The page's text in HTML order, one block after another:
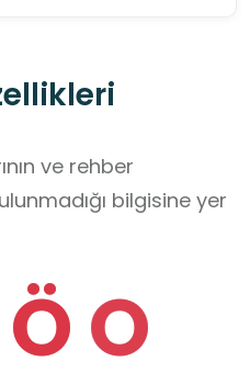
ÖO
ve rehber
bilgisine yer